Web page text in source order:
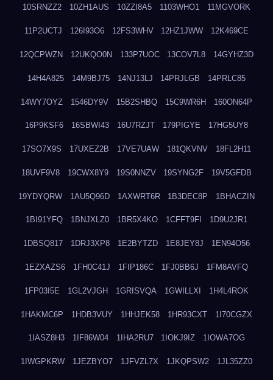
10SRNZZ2 10ZH1AUS 10ZZI8A5 1103WHO1 11MGVORK
11P2UCTJ 126I93O6 12FS3WHV 12HZ1JWW 12K469CE
12QCPWZN 12UKQO0N 133P7UOC 13COV7L8 14GYHZ3D
14H4A825 14M9BJ75 14NJ13LJ 14PRJLGB 14PRLC85
14WY7OYZ 1546DY9V 15B2SHBQ 15C9WR6H 160ON64P
16P9KSF6 16SBWI43 16U7RZJT 179PIGYE 17HG5UY8
17SO7X9S 17UXEZ2B 17VE7UAW 181QKVNV 18FL2H11
18UVF9V8 19CWX8Y9 19S0NNZV 19SYNG2F 19V5GFDB
19YDYQRW 1AU5Q96D 1AXWRT6R 1B3DEC8P 1BHACZIN
1BI91YFQ 1BNJXLZ0 1BR5X4KO 1CFFT9FI 1D9U2JR1
1DBSQ817 1DRJ3XP8 1E2BYTZD 1E8JEY8J 1EN94O56
1EZXAZS6 1FH0C41J 1FIP186C 1FJ0BB6J 1FM8AVFQ
1FP03I5E 1GL2VJGH 1GRISVQA 1GWILLXI 1H4L4ROK
1HAKMC6P 1HDB3VUY 1HHJEK58 1HR93CXT 1I70CGZX
1IASZ8H3 1IF86W04 1IHA2RU7 1IOKJ9IZ 1IOWA7OG
1IWGPKRW 1JEZBYO7 1JFVZL7X 1JKQPSW2 1JL35ZZ0